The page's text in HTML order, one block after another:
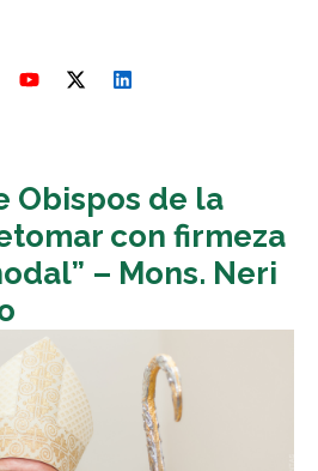
Obispos de la
con firmeza
– Mons. Neri